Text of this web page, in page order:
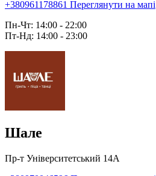
+380961178861 Переглянути на мапі
Пн-Чт: 14:00 - 22:00
Пт-Нд: 14:00 - 23:00
Шале
Пр-т Університетський 14А